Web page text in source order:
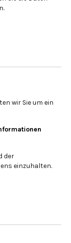
wir Sie um ein
der
einzuhalten.